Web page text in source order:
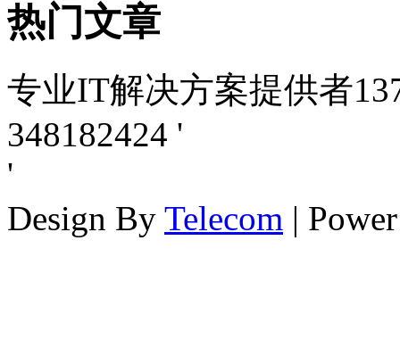
热门文章
专业IT解决方案提供者
348182424 '
'
Design By Telecom |